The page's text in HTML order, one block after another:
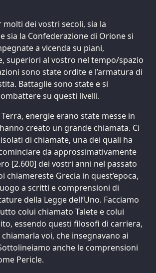
molti dei vostri secoli, sia la
sia la Confederazione di Orione si
a vicenda su piani,
superiori al vostro nel tempo/spazio
sono state ordite e l’armatura di
Battaglie sono state e si
su questi livelli.
energie erano state messe in
creato un grande chiamata. Ci
di chiamate, una dei quali ha
da approssimativamente
[2.600] dei vostri anni nel passato
chiamereste Grecia in quest’epoca,
a scritti e comprensioni di
della Legge dell’Uno. Facciamo
colui chiamato Talete e colui
essendo questi filosofi di carriera,
voi, che insegnavano ai
anche le comprensioni
Pericle.